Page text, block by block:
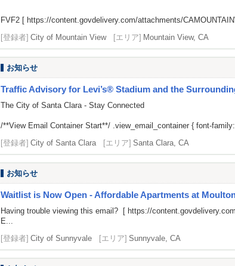
FVF2 [ https://content.govdelivery.com/attachments/
[登録者] City of Mountain View [エリア] Mountain View, CA
お知らせ
Traffic Advisory for Levi’s® Stadium and the
The City of Santa Clara - Stay Connected
/**View Email Container Start**/ .view_email_container { font-
[登録者] City of Santa Clara [エリア] Santa Clara, CA
お知らせ
Waitlist is Now Open - Affordable Apartments at
Having trouble viewing this email? [ https://
E...
[登録者] City of Sunnyvale [エリア] Sunnyvale, CA